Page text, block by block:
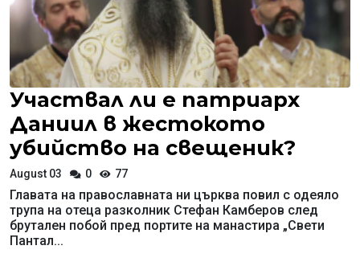
Участвал ли е патриарх
Даниил в жестокото
убийство на свещеник?
August 03 0 77
Главата на православната ни църква повил с одеяло
трупа на отеца разколник Стефан Камберов след
брутален побой пред портите на манастира „Свети
Пантал...